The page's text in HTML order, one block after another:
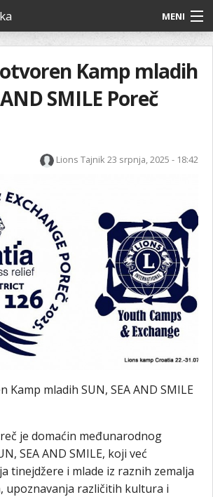
MENI
Kamp mladih
SMILE Poreč
Lions Tajnik 23 srpnja, 2025 - 18:42
Kamp mladih SUN, SEA AND SMILE
je domaćin međunarodnog
SEA AND SMILE, koji već
tinejdžere i mlade iz raznih zemalja
upoznavanja različitih kultura i